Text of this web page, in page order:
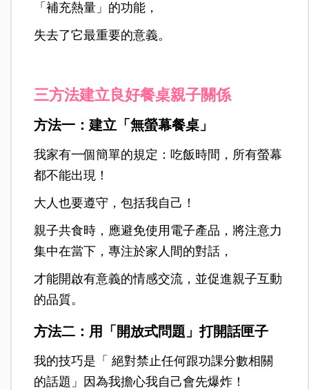
「補充熱量」的功能，
失去了它最重要的意義。
三方法建立良好餐桌親子關係
方法一：建立「無螢幕餐桌」
我家有一個簡單的規定：吃飯時間，所有螢幕
都不能出現！
大人也要遵守，包括我自己！
親子共食時，應避免使用電子產品，將注意力
集中在當下，專注於家人間的對話，
才能開啟有意義的情感交流，並促進親子互動
的品質。
方法二：用「開放式問題」打開話匣子
我的技巧是「 絕對禁止任何跟功課分數相關
的話題」因為我擔心我自己會先爆炸！